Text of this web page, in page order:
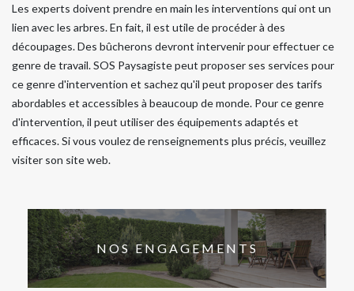
Les experts doivent prendre en main les interventions qui ont un
lien avec les arbres. En fait, il est utile de procéder à des
découpages. Des bûcherons devront intervenir pour effectuer ce
genre de travail. SOS Paysagiste peut proposer ses services pour
ce genre d'intervention et sachez qu'il peut proposer des tarifs
abordables et accessibles à beaucoup de monde. Pour ce genre
d'intervention, il peut utiliser des équipements adaptés et
efficaces. Si vous voulez de renseignements plus précis, veuillez
visiter son site web.
NOS ENGAGEMENTS